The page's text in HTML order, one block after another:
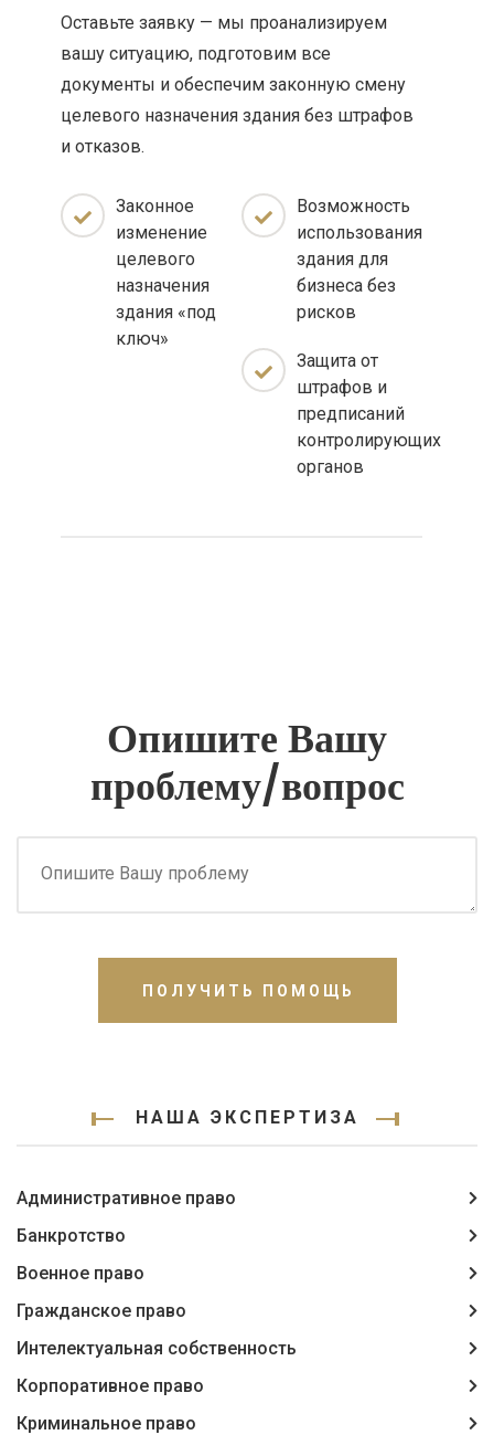
Оставьте заявку — мы проанализируем
вашу ситуацию, подготовим все
документы и обеспечим законную смену
целевого назначения здания без штрафов
и отказов.
Законное
изменение
целевого
назначения
здания «под
ключ»
Возможность
использования
здания для
бизнеса без
рисков
Защита от
штрафов и
предписаний
контролирующих
органов
Опишите Вашу
проблему/вопрос
ПОЛУЧИТЬ ПОМОЩЬ
НАША ЭКСПЕРТИЗА
Административное право
Банкротство
Военное право
Гражданское право
Интелектуальная собственность
Корпоративное право
Криминальное право